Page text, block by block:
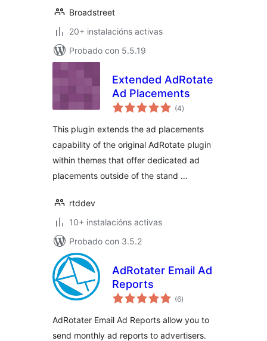
Broadstreet
20+ instalacións activas
Probado con 5.5.19
Extended AdRotate
Ad Placements
(4valoracións
totais
)
This plugin extends the ad placements
capability of the original AdRotate plugin
within themes that offer dedicated ad
placements outside of the stand …
rtddev
10+ instalacións activas
Probado con 3.5.2
AdRotater Email Ad
Reports
(6valoracións
totais
)
AdRotater Email Ad Reports allow you to
send monthly ad reports to advertisers.